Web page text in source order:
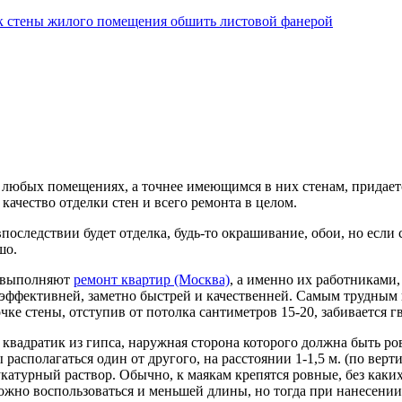
помещениях, а точнее имеющимся в них стенам,
отделки стен и всего ремонта в целом.
будет отделка, будь-то окрашивание, обои, но
ремонт квартир (Москва), а именно их работниками,
заметно быстрей и качественней. Самым трудным
стены, отступив от потолка сантиметров 15-20, забивается
квадратик из гипса, наружная сторона которого должна быть
один от другого, на расстоянии 1-1,5 м. (по
раствор. Обычно, к маякам крепятся ровные, без
воспользоваться и меньшей длины, но тогда при нанесении